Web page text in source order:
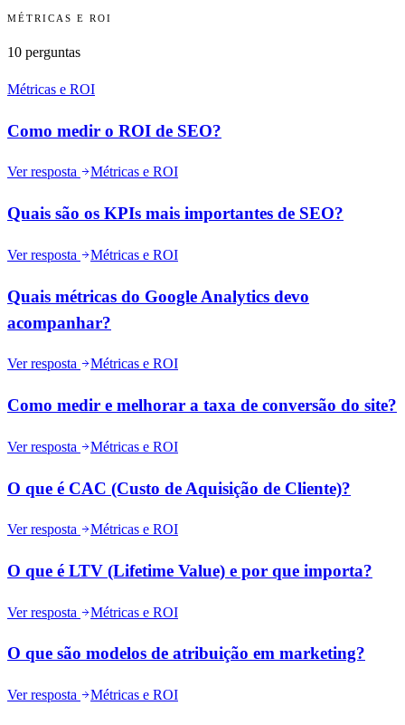
MÉTRICAS E ROI
10 perguntas
Métricas e ROI
Como medir o ROI de SEO?
Ver resposta Métricas e ROI
Quais são os KPIs mais importantes de SEO?
Ver resposta Métricas e ROI
Quais métricas do Google Analytics devo
acompanhar?
Ver resposta Métricas e ROI
Como medir e melhorar a taxa de conversão do site?
Ver resposta Métricas e ROI
O que é CAC (Custo de Aquisição de Cliente)?
Ver resposta Métricas e ROI
O que é LTV (Lifetime Value) e por que importa?
Ver resposta Métricas e ROI
O que são modelos de atribuição em marketing?
Ver resposta Métricas e ROI